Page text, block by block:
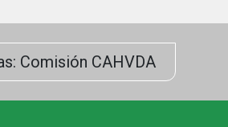
Comisión CAHVDA